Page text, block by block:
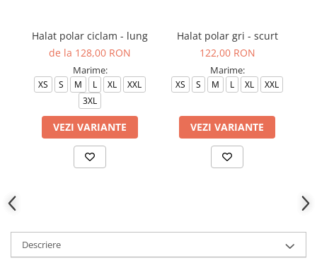
Halat polar ciclam - lung
de la 128,00 RON
Marime:
XS S M L XL
XXL
3XL
VEZI VARIANTE
Halat polar gri - scurt
122,00 RON
Marime:
XS S M L XL XXL
VEZI VARIANTE
Descriere